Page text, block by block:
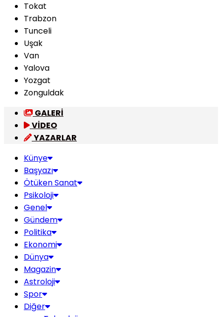
Tokat
Trabzon
Tunceli
Uşak
Van
Yalova
Yozgat
Zonguldak
GALERİ
VİDEO
YAZARLAR
Künye
Başyazı
Ötüken Sanat
Psikoloji
Genel
Gündem
Politika
Ekonomi
Dünya
Magazin
Astroloji
Spor
Diğer